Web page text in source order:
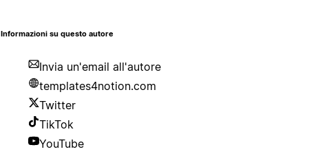
Informazioni su questo autore
Invia un'email all'autore
templates4notion.com
Twitter
TikTok
YouTube